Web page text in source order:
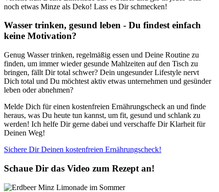
noch etwas Minze als Deko! Lass es Dir schmecken!
Wasser trinken, gesund leben - Du findest einfach
keine Motivation?
Genug Wasser trinken, regelmäßig essen und Deine Routine zu
finden, um immer wieder gesunde Mahlzeiten auf den Tisch zu
bringen, fällt Dir total schwer? Dein ungesunder Lifestyle nervt
Dich total und Du möchtest aktiv etwas unternehmen und gesünder
leben oder abnehmen?
Melde Dich für einen kostenfreien Ernährungscheck an und finde
heraus, was Du heute tun kannst, um fit, gesund und schlank zu
werden! Ich helfe Dir gerne dabei und verschaffe Dir Klarheit für
Deinen Weg!
Sichere Dir Deinen kostenfreien Ernährungscheck!
Schaue Dir das Video zum Rezept an!